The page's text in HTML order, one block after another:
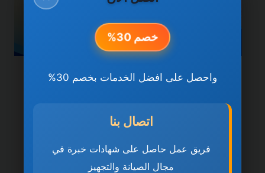
خدمات عجمان
شركة تركيب سيراميك في
عجمان 0501270935
ضمان مدى الحياة
خصم 30%
واحصل على افضل الخدمات بخصم 30%
اتصال بنا
فريق عمل حاصل على شهادات خبرة في
مجال الصيانة والتجهيز